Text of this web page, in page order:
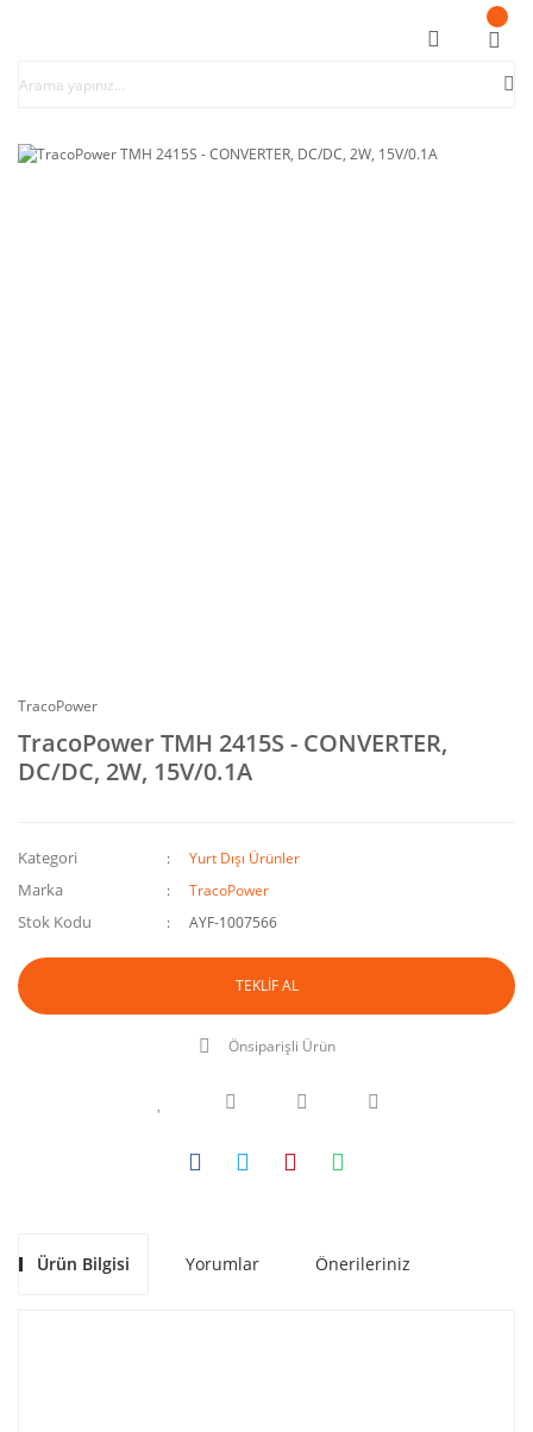
TracoPower
TracoPower TMH 2415S - CONVERTER,
DC/DC, 2W, 15V/0.1A
Kategori Yurt Dışı Ürünler
Marka TracoPower
Stok Kodu AYF-1007566
TEKLİF AL
Önsiparişli Ürün
Ürün Bilgisi Yorumlar Önerileriniz